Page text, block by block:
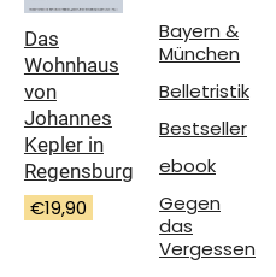
Das
Wohnhaus
von
Johannes
Kepler in
Regensburg
€19,90
Bayern &
München
Belletristik
Bestseller
ebook
Gegen
das
Vergessen